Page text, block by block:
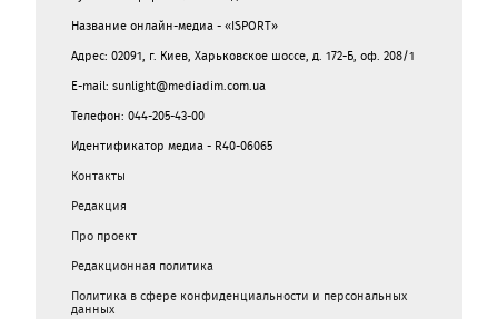
Название онлайн-медиа - «ISPORT»
Адрес: 02091, г. Киев, Харьковское шоссе, д. 172-Б, оф. 208/1
E-mail: sunlight@mediadim.com.ua
Телефон: 044-205-43-00
Идентификатор медиа - R40-06065
Контакты
Редакция
Про проект
Редакционная политика
Политика в сфере конфиденциальности и персональных
данных